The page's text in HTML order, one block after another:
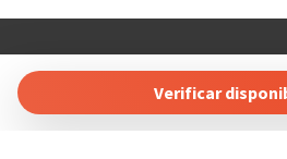
Verificar
Calle Carlos Senti 23 03700
Tel: +34 865689257